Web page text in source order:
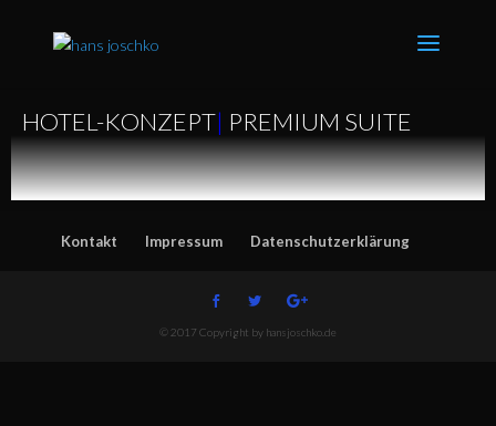
HOTEL-KONZEPT| PREMIUM SUITE
Kontakt Impressum Datenschutzerklärung
© 2017 Copyright by hansjoschko.de